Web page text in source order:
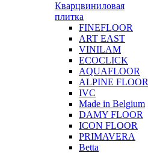
Кварцвиниловая
плитка
FINEFLOOR
ART EAST
VINILAM
ECOCLICK
AQUAFLOOR
ALPINE FLOOR
IVC
Made in Belgium
DAMY FLOOR
ICON FLOOR
PRIMAVERA
Betta